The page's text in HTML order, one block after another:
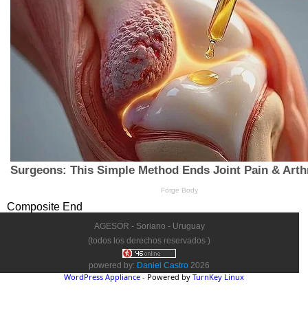
Composite End
AGESOR - Soriano - Uruguay
(todos los derechos reservados )
powered by: Daniel Castro 2026
WordPress Appliance - Powered by TurnKey Linux